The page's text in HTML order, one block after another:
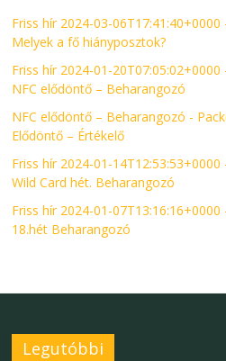
Friss hír 2024-03-06T17:41:40+0000
Melyek a fő hiányposztok?
Friss hír 2024-01-20T07:05:02+0000
NFC elődöntő – Beharangozó
NFC elődöntő – Beharangozó -
Elődöntő – Értékelő
Friss hír 2024-01-14T12:53:53+0000
Wild Card hét. Beharangozó
Friss hír 2024-01-07T13:16:16+0000
18.hét Beharangozó
Legutóbbi